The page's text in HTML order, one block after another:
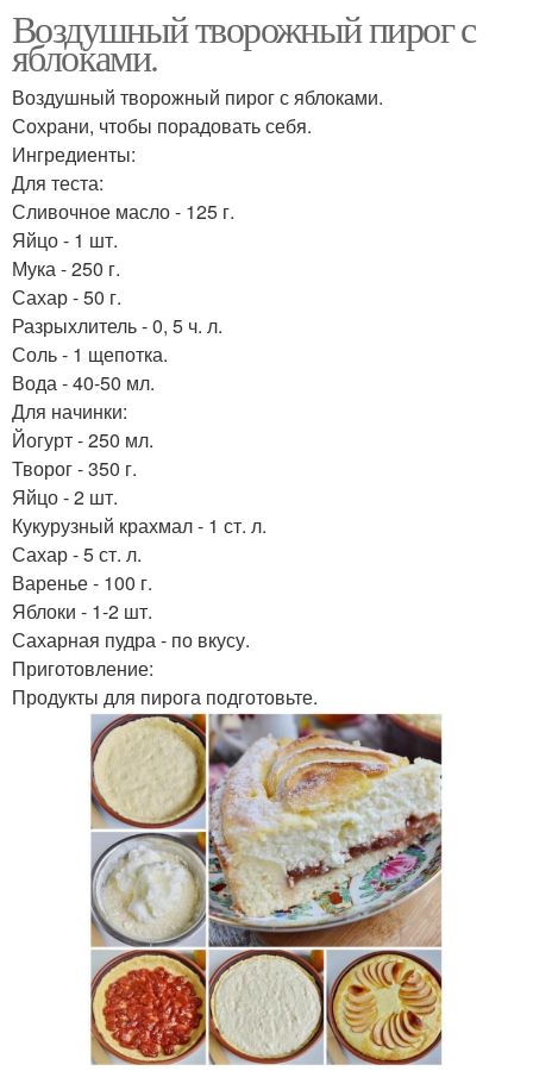
Воздушный творожный пирог с
яблоками.
Воздушный творожный пирог с яблоками.
Сохрани, чтобы порадовать себя.
Ингредиенты:
Для теста:
Сливочное масло - 125 г.
Яйцо - 1 шт.
Мука - 250 г.
Сахар - 50 г.
Разрыхлитель - 0, 5 ч. л.
Соль - 1 щепотка.
Вода - 40-50 мл.
Для начинки:
Йогурт - 250 мл.
Творог - 350 г.
Яйцо - 2 шт.
Кукурузный крахмал - 1 ст. л.
Сахар - 5 ст. л.
Варенье - 100 г.
Яблоки - 1-2 шт.
Сахарная пудра - по вкусу.
Приготовление:
Продукты для пирога подготовьте.